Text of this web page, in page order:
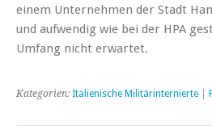
einem Unternehmen der Stadt
und aufwendig wie bei der HPA
Umfang nicht erwartet.
Kategorien: Italienische Militärinternierte